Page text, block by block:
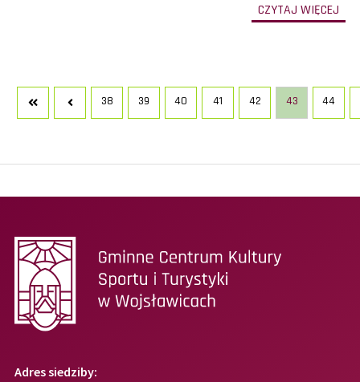
CZYTAJ WIĘCEJ
do
III
38 39 40 41 42 43 44
Adres siedziby: